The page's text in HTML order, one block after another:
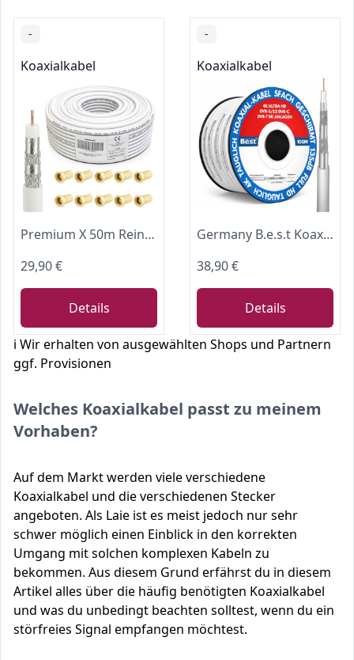
-
Koaxialkabel
Premium X 50m Reines Kupfer Profi Koaxialkabel Vollkupfer 135dB 4-fach geschirmt - 4K 1080p FULL HD HDTV SAT Antennenkabel für TV DVB-S/S2 DVB-C DVB-T2 - inkl. 10x F-Stecker mit Dichtring Wetterschutz
29,90 €
Details
-
Koaxialkabel
Germany B.e.s.t Koaxialkabel 100 M SAT-Kabel | 4K Ultra HD | Class A+ | DVB-S/S2 DVB-C DVB-T BK Anlagen | 5Fach Geschirmt | 135dB
38,90 €
Details
ℹ️ Wir erhalten von ausgewählten Shops und Partnern
ggf. Provisionen
Welches Koaxialkabel passt zu meinem
Vorhaben?
Auf dem Markt werden viele verschiedene
Koaxialkabel und die verschiedenen Stecker
angeboten. Als Laie ist es meist jedoch nur sehr
schwer möglich einen Einblick in den korrekten
Umgang mit solchen komplexen Kabeln zu
bekommen. Aus diesem Grund erfährst du in diesem
Artikel alles über die häufig benötigten Koaxialkabel
und was du unbedingt beachten solltest, wenn du ein
störfreies Signal empfangen möchtest.